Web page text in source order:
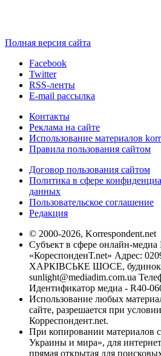
Полная версия сайта
Facebook
Twitter
RSS-ленты
E-mail рассылка
Контакты
Реклама на сайте
Использование материалов
Правила пользования сайтом
Договор пользования сайтом
Политика в сфере
данных
Пользовательское соглашение
Редакция
© 2000-2026, Korrespondent.net
Субъект в сфере онлайн-
«КореспонденТ.net» Адрес:
ХАРКІВСЬКЕ ШОСЕ, будинок
sunlight@mediadim.com.ua
Идентификатор медиа - R40-
Использование любых
сайте, разрешается при
Корреспондент.net.
При копировании материалов
Украины и мира», для
прямая открытая для